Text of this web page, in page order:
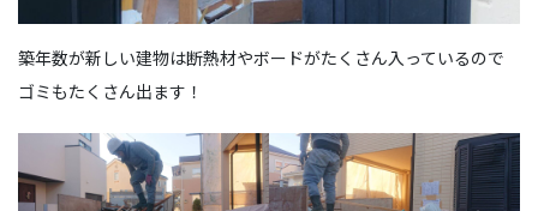
築年数が新しい建物は断熱材やボードがたくさん入っているので
ゴミもたくさん出ます！